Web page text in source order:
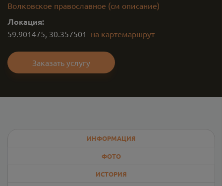
Волковское православное (см описание)
Локация:
59.901475, 30.357501 на картемаршрут
Заказать услугу
ИНФОРМАЦИЯ
ФОТО
ИСТОРИЯ